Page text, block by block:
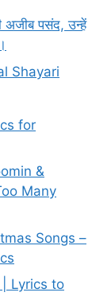
पसंद, उन्हें
Shayari
for
&
Many
Songs –
Lyrics to